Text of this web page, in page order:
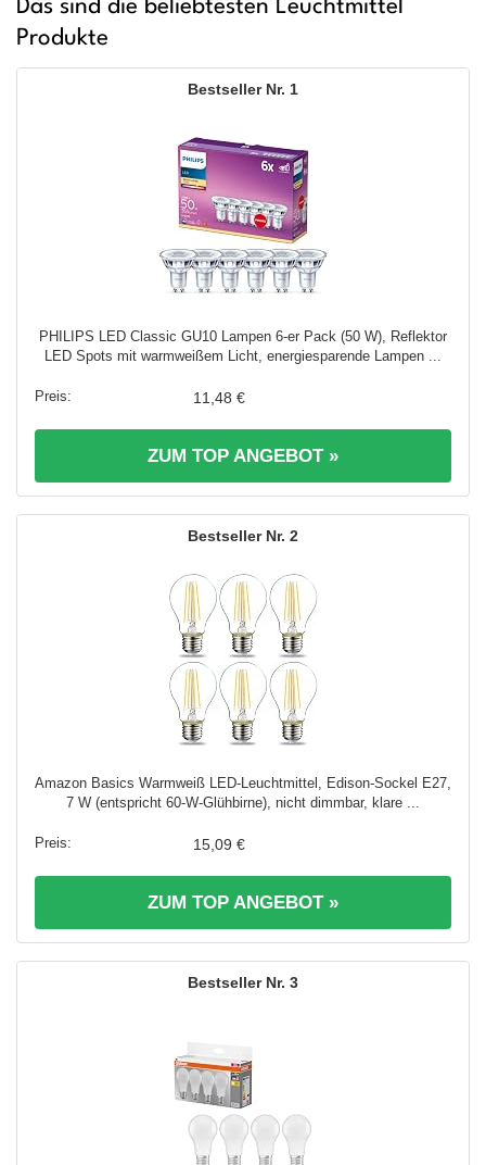
Photosynthese und
Chlorophyllbildung,
Anzuchtlampe Gemüse,
Pflanzenlicht
Das sind die beliebtesten Leuchtmittel
Produkte
1
PHILIPS LED Classic GU10 Lampen 6-er Pack (50 W), Reflektor
LED Spots mit warmweißem Licht, energiesparende Lampen ...
11,48 €
ZUM TOP ANGEBOT »
2
Amazon Basics Warmweiß LED-Leuchtmittel, Edison-Sockel E27,
7 W (entspricht 60-W-Glühbirne), nicht dimmbar, klare ...
15,09 €
ZUM TOP ANGEBOT »
3